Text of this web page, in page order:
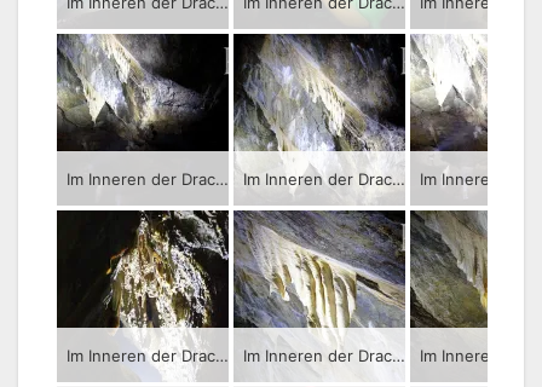
Im Inneren der Drachenhöhle im sächsischen Syrau – Führung durch die Tropfsteinhöhle. Im Inneren der Drachenhöhle im sächsischen Syrau – Führung durch die Tropfsteinhöhle.
Im Inneren der Drachenhöhle im sächsischen Syrau – Führung durch die Tropfsteinhöhle. Im Inneren der Drachenhöhle im sächsischen Syrau – Führung durch die Tropfsteinhöhle.